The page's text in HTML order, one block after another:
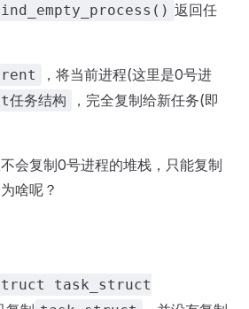
返回任
，将当前进程(这里是0号进
务结构
，完全复制给新任务(即
会复制0号进程的堆栈，只能复制
啥呢？
task_struct